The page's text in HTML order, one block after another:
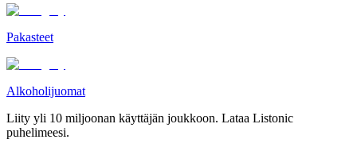
Pakasteet
Alkoholijuomat
Liity yli 10 miljoonan käyttäjän joukkoon. Lataa Listonic
puhelimeesi.